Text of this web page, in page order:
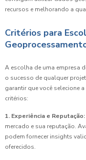
recursos e melhorando a
Critérios para
A escolha de uma empresa
o sucesso de qualquer
garantir que você selecione
critérios:
1. Experiência e Reputação:
mercado e sua reputação.
podem fornecer insights
oferecidos.